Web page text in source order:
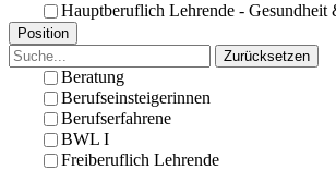
Hauptberuflich Lehrende - Gesundheit
Position
Zurücksetzen
Beratung
Berufseinsteigerinnen
Berufserfahrene
BWL I
Freiberuflich Lehrende